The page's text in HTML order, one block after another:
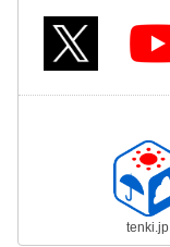
tenki.jp